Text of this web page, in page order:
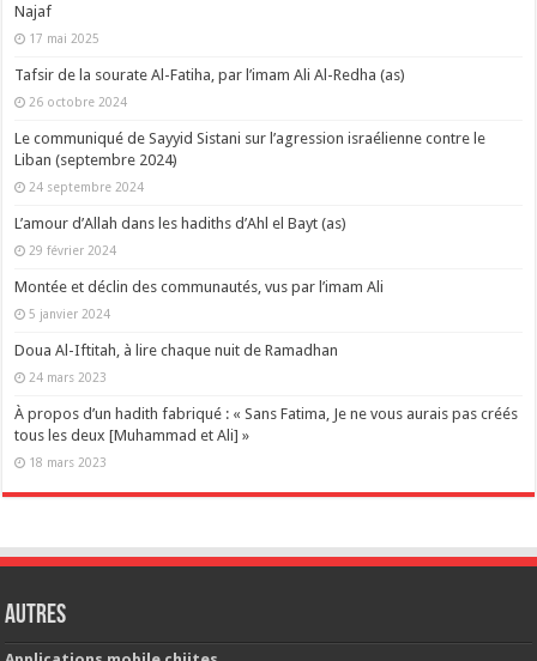
Najaf
17 mai 2025
Tafsir de la sourate Al-Fatiha, par l’imam Ali Al-Redha (as)
26 octobre 2024
Le communiqué de Sayyid Sistani sur l’agression israélienne contre le
Liban (septembre 2024)
24 septembre 2024
L’amour d’Allah dans les hadiths d’Ahl el Bayt (as)
29 février 2024
Montée et déclin des communautés, vus par l’imam Ali
5 janvier 2024
Doua Al-Iftitah, à lire chaque nuit de Ramadhan
24 mars 2023
À propos d’un hadith fabriqué : « Sans Fatima, Je ne vous aurais pas créés
tous les deux [Muhammad et Ali] »
18 mars 2023
Autres